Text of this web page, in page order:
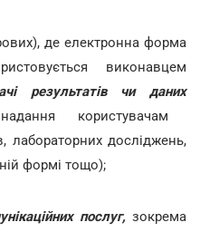
де електронна форма
виконавцем
результатів чи даних
користувачам
лабораторних досліджень,
формі тощо);
послуг,зокрема